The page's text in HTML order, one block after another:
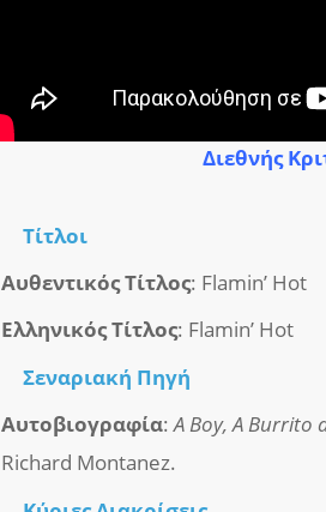
Διεθνής
Τίτλοι
Αυθεντικός Τίτλος: Flamin’ Hot
Ελληνικός Τίτλος: Flamin’ Hot
Σεναριακή Πηγή
Αυτοβιογραφία:A Boy, A Burrito
Richard Montanez.